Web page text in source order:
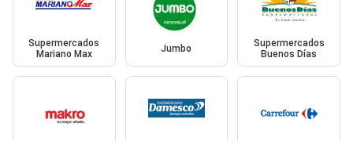
Supermercados
Mariano Max
Jumbo
Supermercados
Buenos Días